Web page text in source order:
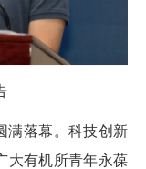
满落幕。科技创新
大有机所青年永葆